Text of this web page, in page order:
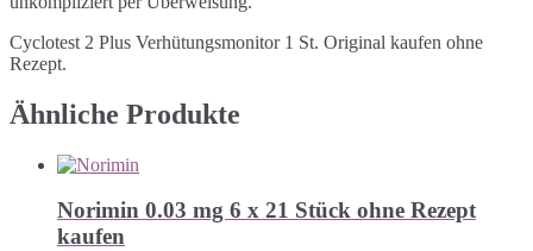
Cyclotest 2 Plus Verhütungsmonitor 1 St. Original kaufen ohne
Rezept.
Ähnliche Produkte
Norimin 0.03 mg 6 x 21 Stück ohne Rezept
kaufen